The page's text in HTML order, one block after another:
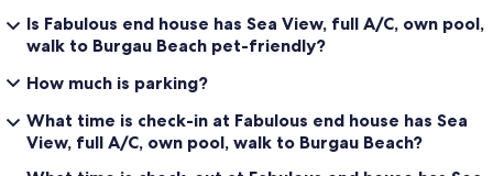
Is Fabulous end house has Sea View, full A/C, own pool,
walk to Burgau Beach pet-friendly?
How much is parking?
What time is check-in at Fabulous end house has Sea
View, full A/C, own pool, walk to Burgau Beach?